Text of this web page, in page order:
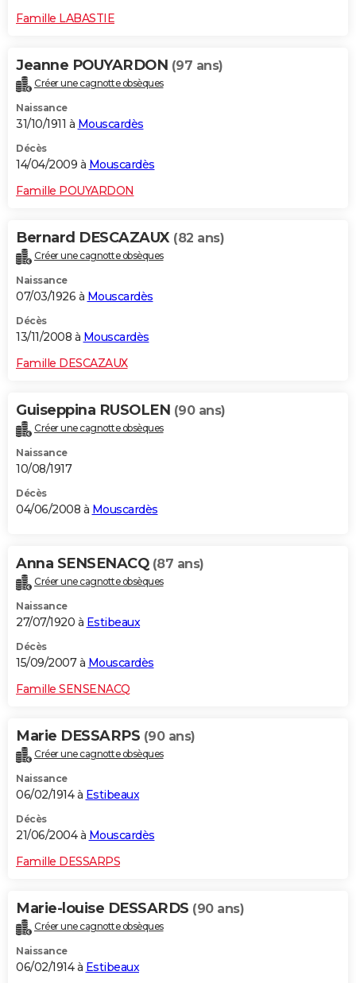
Famille LABASTIE
Jeanne POUYARDON (97 ans)
Créer une cagnotte obsèques
Naissance
31/10/1911 à Mouscardès
Décès
14/04/2009 à Mouscardès
Famille POUYARDON
Bernard DESCAZAUX (82 ans)
Créer une cagnotte obsèques
Naissance
07/03/1926 à Mouscardès
Décès
13/11/2008 à Mouscardès
Famille DESCAZAUX
Guiseppina RUSOLEN (90 ans)
Créer une cagnotte obsèques
Naissance
10/08/1917
Décès
04/06/2008 à Mouscardès
Anna SENSENACQ (87 ans)
Créer une cagnotte obsèques
Naissance
27/07/1920 à Estibeaux
Décès
15/09/2007 à Mouscardès
Famille SENSENACQ
Marie DESSARPS (90 ans)
Créer une cagnotte obsèques
Naissance
06/02/1914 à Estibeaux
Décès
21/06/2004 à Mouscardès
Famille DESSARPS
Marie-louise DESSARDS (90 ans)
Créer une cagnotte obsèques
Naissance
06/02/1914 à Estibeaux